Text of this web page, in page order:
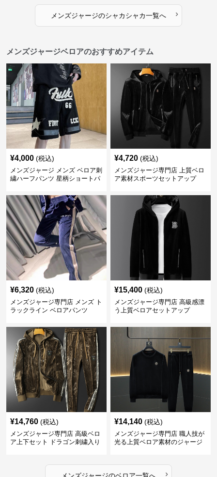
メンズジャージのシャカシャカ一覧へ ›
メンズジャージベロアのおすすめアイテム
¥4,000 (税込)
メンズジャージ メンズ ベロア刺
繍ハーフパンツ 星柄ショートパ
¥4,720 (税込)
メンズジャージ専門店 上質ベロ
ア素材スポーツセットアップ
¥6,320 (税込)
メンズジャージ専門店 メンズ ト
ラックライン ベロアパンツ
¥15,400 (税込)
メンズジャージ専門店 高級感漂
う上質ベロアセットアップ
¥14,760 (税込)
メンズジャージ専門店 高級ベロ
ア上下セット ドラゴン刺繍入り
¥14,140 (税込)
メンズジャージ専門店 職人技が
光る上質ベロア素材のジャージ
›